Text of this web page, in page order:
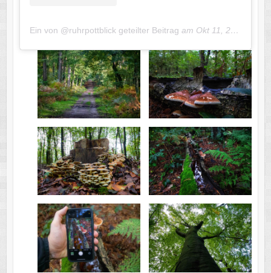
Ein von @ruhrpottblick geteilter Beitrag am Okt 11, 2020 um 5:30 PDT